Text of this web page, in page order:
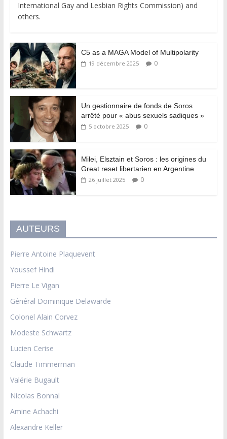
International Gay and Lesbian Rights Commission) and
others.
C5 as a MAGA Model of Multipolarity
19 décembre 2025 0
Un gestionnaire de fonds de Soros
arrêté pour « abus sexuels sadiques »
5 octobre 2025 0
Milei, Elsztain et Soros : les origines du
Great reset libertarien en Argentine
26 juillet 2025 0
AUTEURS
Pierre Antoine Plaquevent
Youssef Hindi
Pierre Le Vigan
Général Dominique Delawarde
Colonel Alain Corvez
Modeste Schwartz
Lucien Cerise
Claude Timmerman
Valérie Bugault
Nicolas Bonnal
Amine Achachi
Alexandre Keller